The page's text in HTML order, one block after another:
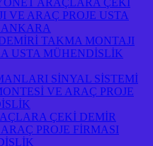
ARAÇLARA ÇEKİ
VE ARAÇ PROJE USTA
TAKMA MONTAJI
USTA MÜHENDİSLİK
SİNYAL SİSTEMİ
VE ARAÇ PROJE
ÇEKİ DEMİR
PROJE FİRMASI